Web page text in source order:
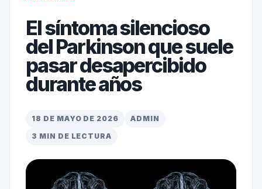
El síntoma silencioso
del Parkinson que suele
pasar desapercibido
durante años
18 DE MAYO DE 2026
ADMIN
3 MIN DE LECTURA